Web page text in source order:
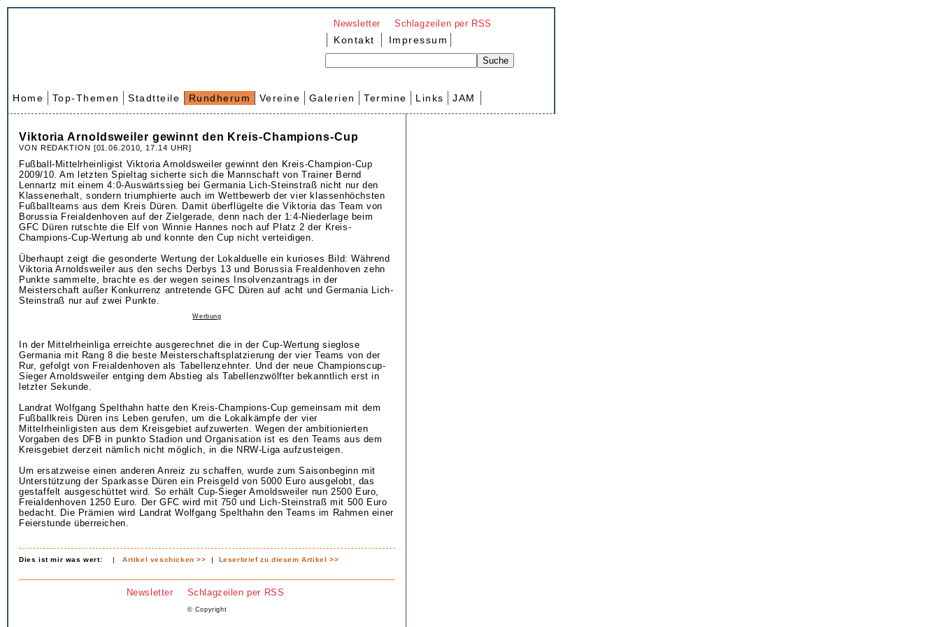
Newsletter Schlagzeilen per RSS
Kontakt Impressum
Home Top-Themen Stadtteile Rundherum Vereine Galerien Termine Links JAM
Viktoria Arnoldsweiler gewinnt den Kreis-Champions-Cup
VON REDAKTION [01.06.2010, 17.14 UHR]
Fußball-Mittelrheinligist Viktoria Arnoldsweiler gewinnt den Kreis-Champion-Cup
2009/10. Am letzten Spieltag sicherte sich die Mannschaft von Trainer Bernd
Lennartz mit einem 4:0-Auswärtssieg bei Germania Lich-Steinstraß nicht nur den
Klassenerhalt, sondern triumphierte auch im Wettbewerb der vier klassenhöchsten
Fußballteams aus dem Kreis Düren. Damit überflügelte die Viktoria das Team von
Borussia Freialdenhoven auf der Zielgerade, denn nach der 1:4-Niederlage beim
GFC Düren rutschte die Elf von Winnie Hannes noch auf Platz 2 der Kreis-
Champions-Cup-Wertung ab und konnte den Cup nicht verteidigen.
Überhaupt zeigt die gesonderte Wertung der Lokalduelle ein kurioses Bild: Während
Viktoria Arnoldsweiler aus den sechs Derbys 13 und Borussia Frealdenhoven zehn
Punkte sammelte, brachte es der wegen seines Insolvenzantrags in der
Meisterschaft außer Konkurrenz antretende GFC Düren auf acht und Germania Lich-
Steinstraß nur auf zwei Punkte.
Werbung
In der Mittelrheinliga erreichte ausgerechnet die in der Cup-Wertung sieglose
Germania mit Rang 8 die beste Meisterschaftsplatzierung der vier Teams von der
Rur, gefolgt von Freialdenhoven als Tabellenzehnter. Und der neue Championscup-
Sieger Arnoldsweiler entging dem Abstieg als Tabellenzwölfter bekanntlich erst in
letzter Sekunde.
Landrat Wolfgang Spelthahn hatte den Kreis-Champions-Cup gemeinsam mit dem
Fußballkreis Düren ins Leben gerufen, um die Lokalkämpfe der vier
Mittelrheinligisten aus dem Kreisgebiet aufzuwerten. Wegen der ambitionierten
Vorgaben des DFB in punkto Stadion und Organisation ist es den Teams aus dem
Kreisgebiet derzeit nämlich nicht möglich, in die NRW-Liga aufzusteigen.
Um ersatzweise einen anderen Anreiz zu schaffen, wurde zum Saisonbeginn mit
Unterstützung der Sparkasse Düren ein Preisgeld von 5000 Euro ausgelobt, das
gestaffelt ausgeschüttet wird. So erhält Cup-Sieger Arnoldsweiler nun 2500 Euro,
Freialdenhoven 1250 Euro. Der GFC wird mit 750 und Lich-Steinstraß mit 500 Euro
bedacht. Die Prämien wird Landrat Wolfgang Spelthahn den Teams im Rahmen einer
Feierstunde überreichen.
Dies ist mir was wert: |Artikel veschicken >> | Leserbrief zu diesem Artikel >>
Newsletter Schlagzeilen per RSS
© Copyright